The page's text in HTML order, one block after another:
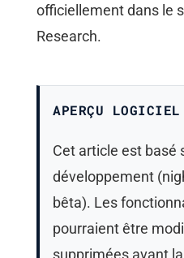
officiellement dans le
Research.
APERÇU LOGICIEL
Cet article est basé
développement
bêta). Les
pourraient être
supprimées avant